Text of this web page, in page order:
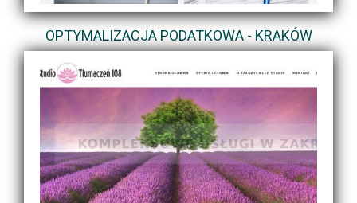
OPTYMALIZACJA PODATKOWA - KRAKÓW